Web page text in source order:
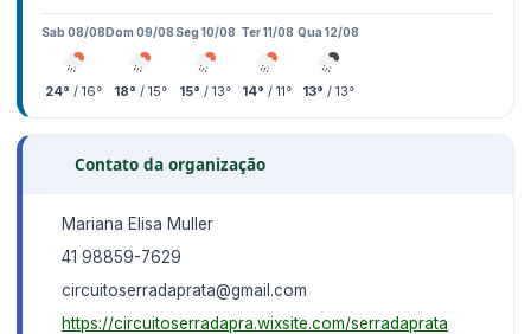
Sab 08/08
24° / 16°
Dom 09/08
18° / 15°
Seg 10/08
15° / 13°
Ter 11/08
14° / 11°
Qua 12/08
13° / 13°
Contato da organização
Mariana Elisa Muller
41 98859-7629
circuitoserradaprata@gmail.com
https://circuitoserradapra.wixsite.com/serradaprata